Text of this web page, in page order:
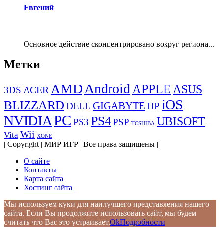
Евгений
Основное действие сконцентрировано вокруг региона...
Метки
3DS ACER AMDAndroidAPPLEASUS
BLIZZARD DELL GIGABYTE HP iOS
NVIDIAPC PS3 PS4PSP TOSHIBA UBISOFT
Vita Wii XONE
| Copyright | МИР ИГР | Все права защищены |
О сайте
Контакты
Карта сайта
Хостинг сайта
Мы используем куки для наилучшего представления нашего
сайта. Если Вы продолжите использовать сайт, мы будем
считать что Вас это устраивает.OkПодробности